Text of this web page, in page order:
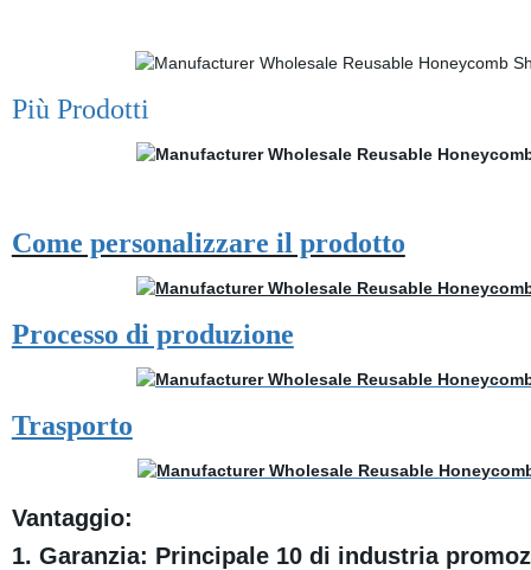
Più Prodotti
Come personalizzare il prodotto
Processo di produzione
Trasporto
Vantaggio:
1. Garanzia: Principale 10 di industria